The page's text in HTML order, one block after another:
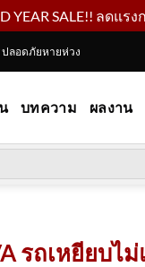
YEAR SALE!! ลดแ
ปลอดภัยหายห่วง
บทความ ผลงาน
รถเหยียบ